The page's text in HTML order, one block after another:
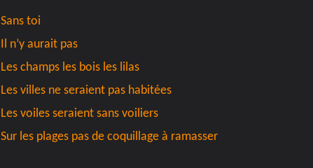
Sans toi
Il n’y aurait pas
Les champs les bois les lilas
Les villes ne seraient pas habitées
Les voiles seraient sans voiliers
Sur les plages pas de coquillage à ramasser